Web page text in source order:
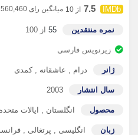
7.5 از 10 میانگین رای 560,460 نفر
نمره منتقدین 55 از 100
زیرنویس فارسی
ژانر درام , عاشقانه ,کمدی
سال انتشار 2003
محصول انگلستان , ایالات متحده
زبان انگلیسی , پرتغالی ,